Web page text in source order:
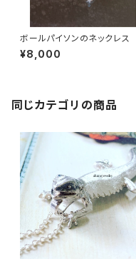
ボールパイソンのネックレス
¥8,000
同じカテゴリの商品